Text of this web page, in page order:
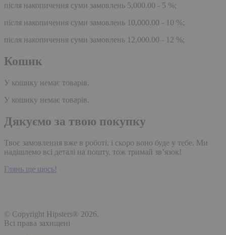
після накопичення суми замовлень 5,000.00 - 5 %;
після накопичення суми замовлень 10,000.00 - 10 %;
після накопичення суми замовлень 12,000.00 - 12 %;
Кошик
У кошику немає товарів.
У кошику немає товарів.
Дякуємо за твою покупку
Твоє замовлення вже в роботі, і скоро воно буде у тебе. Ми
надішлемо всі деталі на пошту, тож тримай зв’язок!
Глянь ще щось!
© Copyright Hipsters® 2026.
Всі права захищені